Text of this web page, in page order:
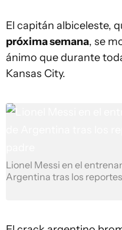
El capitán albiceleste,
próxima semana, se
ánimo que durante
Kansas City.
Lionel Messi en el
Argentina tras los